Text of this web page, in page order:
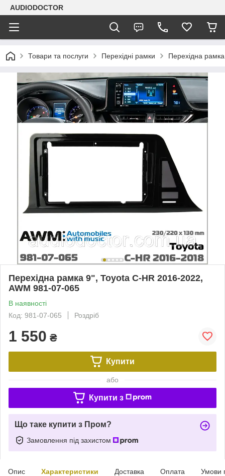
AUDIODOCTOR
Товари та послуги Перехідні рамки Перехідна
Перехідна рамка 9", Toyota C-HR 2016-2022,
AWM 981-07-065
В наявності
Код: 981-07-065
Роздріб
1 550 ₴
Купити
або
Купити з
Що таке купити з Пром?
Замовлення під захистом
Опис Характеристики Доставка Оплата Умови